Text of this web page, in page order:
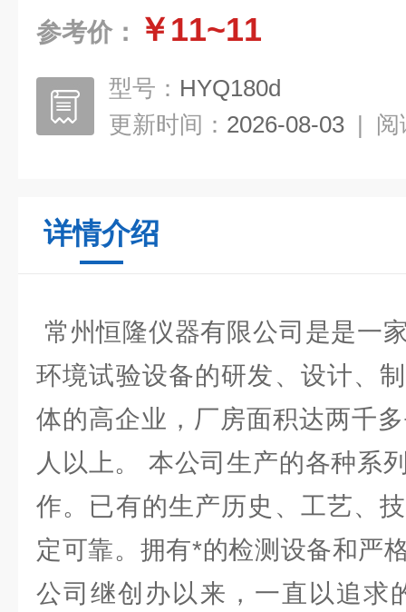
参考价： ￥11~11
型号： HYQ180d
更新时间： 2026-08-03 | 阅
详情介绍
常州恒隆仪器有限公司是是一
环境试验设备的研发、设计、
体的高企业，厂房面积达两千
人以上。 本公司生产的各种系
作。已有的生产历史、工艺、
定可靠。拥有*的检测设备和严
公司继创办以来，一直以追求